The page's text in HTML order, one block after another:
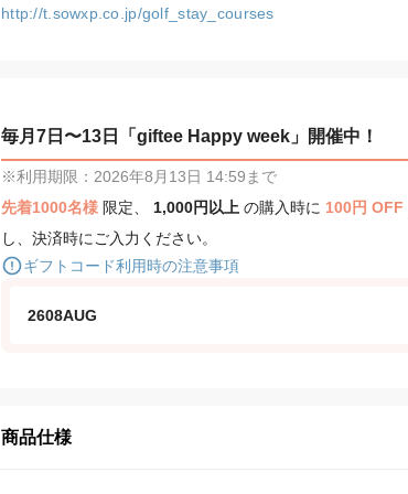
http://t.sowxp.co.jp/golf_stay_courses
毎月7日〜13日「giftee Happy week」開催中！
※利用期限：2026年8月13日 14:59まで
先着1000名様 限定、 1,000円以上 の購入時に 100円 OFF
し、決済時にご入力ください。
ギフトコード利用時の注意事項
2608AUG
商品仕様